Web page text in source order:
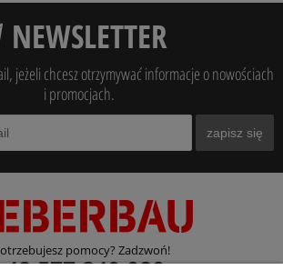
NEWSLETTER
jeżeli chcesz otrzymywać informacje o nowościach
i promocjach.
zapisz się
pomocy? Zadzwoń!
577 240 080